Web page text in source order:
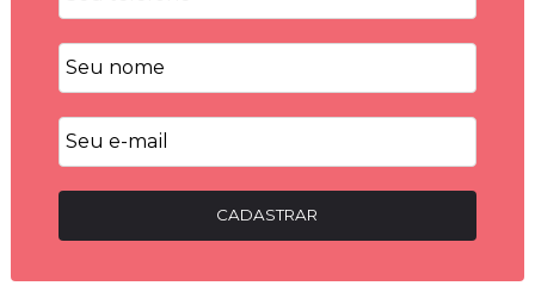
CADASTRAR